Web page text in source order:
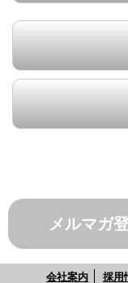
メルマガ
会社案内 採用